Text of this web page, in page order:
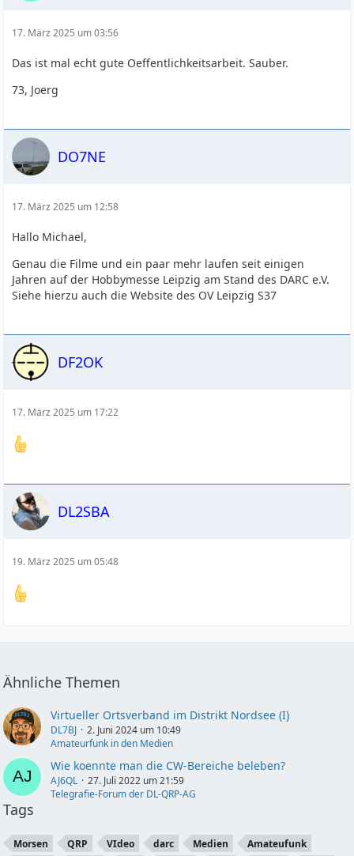
17. März 2025 um 03:56
Das ist mal echt gute Oeffentlichkeitsarbeit. Sauber.
73, Joerg
DO7NE
17. März 2025 um 12:58
Hallo Michael,
Genau die Filme und ein paar mehr laufen seit einigen
Jahren auf der Hobbymesse Leipzig am Stand des DARC e.V.
Siehe hierzu auch die Website des OV Leipzig S37
DF2OK
17. März 2025 um 17:22
DL2SBA
19. März 2025 um 05:48
Ähnliche Themen
Virtueller Ortsverband im Distrikt Nordsee (I)
DL7BJ
2. Juni 2024 um 10:49
Amateurfunk in den Medien
Wie koennte man die CW-Bereiche beleben?
AJ6QL
27. Juli 2022 um 21:59
Telegrafie-Forum der DL-QRP-AG
Tags
Morsen QRP VIdeo darc Medien Amateufunk